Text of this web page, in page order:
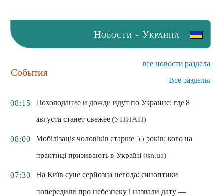
Новости - Украина
События
все новости раздела
Все разделы
08:15
Похолодание и дожди идут по Украине: где 8
августа станет свежее (УНИАН)
08:00
Мобілізація чоловіків старше 55 років: кого на
практиці призивають в Україні (tsn.ua)
07:30
На Київ суне серйозна негода: синоптики
попередили про небезпеку і назвали дату —